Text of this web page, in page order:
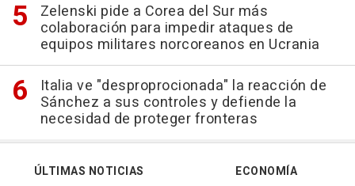
Zelenski pide a Corea del Sur más
colaboración para impedir ataques de
equipos militares norcoreanos en Ucrania
Italia ve "desproprocionada" la reacción de
Sánchez a sus controles y defiende la
necesidad de proteger fronteras
ÚLTIMAS NOTICIAS
ECONOMÍA